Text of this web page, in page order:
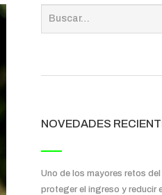
NOVEDADES
Uno de los mayores retos
proteger el ingreso y reducir